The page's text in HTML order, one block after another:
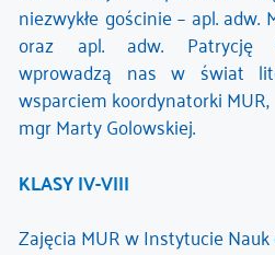
niezwykłe gościnie – apl. adw.
oraz apl. adw. Patrycję
wprowadzą nas w świat
wsparciem koordynatorki MUR,
mgr Marty Golowskiej.
KLASY IV-VIII
Zajęcia MUR w Instytucie